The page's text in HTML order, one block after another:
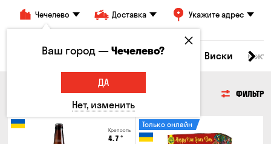
Чечелево Доставка Укажите адрес
Все товары Пиво Сидр Виски
ФИЛЬТР
Крепость
4.7 °
Только онлайн
Ваш город —Чечелево?
ДА
Нет, изменить